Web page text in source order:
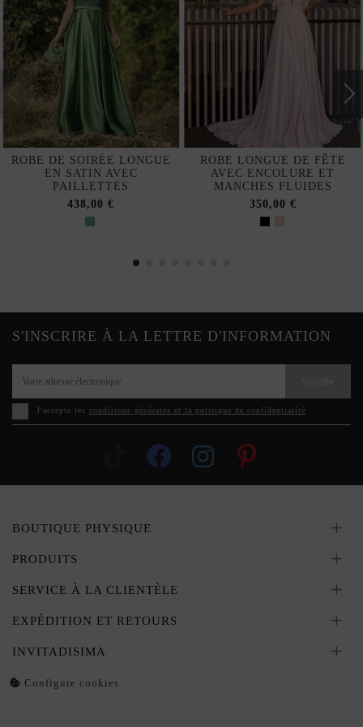
ROBE DE SOIRÉE LONGUE
EN SATIN AVEC
PAILLETTES
438,00 €
ROBE LONGUE DE FÊTE
AVEC ENCOLURE ET
MANCHES FLUIDES
350,00 €
S'INSCRIRE À LA LETTRE D'INFORMATION
J'accepte les conditions générales et la politique de confidentialité
BOUTIQUE PHYSIQUE
PRODUITS
SERVICE À LA CLIENTÈLE
EXPÉDITION ET RETOURS
INVITADISIMA
Configure cookies